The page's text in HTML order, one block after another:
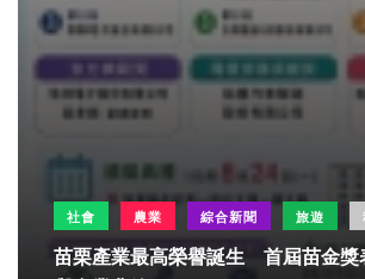
社會 農業 綜合新聞 旅遊
苗栗產業最高榮譽誕生 首屆苗金獎